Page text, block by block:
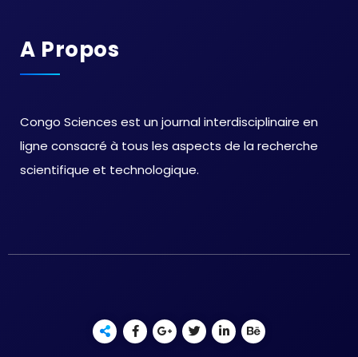
A Propos
Congo Sciences est un journal interdisciplinaire en
ligne consacré à tous les aspects de la recherche
scientifique et technologique.